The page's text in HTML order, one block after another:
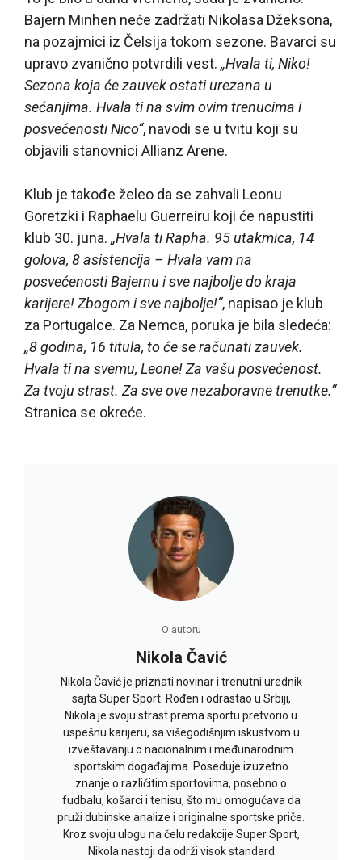
Bajern Minhen neće zadržati Nikolasa Džeksona,
na pozajmici iz Čelsija tokom sezone. Bavarci su
upravo zvanično potvrdili vest. „Hvala ti, Niko!
Sezona koja će zauvek ostati urezana u
sećanjima. Hvala ti na svim ovim trenucima i
posvećenosti Nico“, navodi se u tvitu koji su
objavili stanovnici Allianz Arene.
Klub je takođe želeo da se zahvali Leonu
Goretzki i Raphaelu Guerreiru koji će napustiti
klub 30. juna. „Hvala ti Rapha. 95 utakmica, 14
golova, 8 asistencija – Hvala vam na
posvećenosti Bajernu i sve najbolje do kraja
karijere! Zbogom i sve najbolje!“, napisao je klub
za Portugalce. Za Nemca, poruka je bila sledeća:
„8 godina, 16 titula, to će se računati zauvek.
Hvala ti na svemu, Leone! Za vašu posvećenost.
Za tvoju strast. Za sve ove nezaboravne trenutke.“
Stranica se okreće.
O autoru
Nikola Čavić
Nikola Čavić je priznati novinar i trenutni urednik
sajta Super Sport. Rođen i odrastao u Srbiji,
Nikola je svoju strast prema sportu pretvorio u
uspešnu karijeru, sa višegodišnjim iskustvom u
izveštavanju o nacionalnim i međunarodnim
sportskim događajima. Poseduje izuzetno
znanje o različitim sportovima, posebno o
fudbalu, košarci i tenisu, što mu omogućava da
pruži dubinske analize i originalne sportske priče.
Kroz svoju ulogu na čelu redakcije Super Sport,
Nikola nastoji da održi visok standard